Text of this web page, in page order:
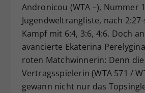
Andronicou (WTA –), Nummer
Jugendweltrangliste, nach
Kampf mit 6:4, 3:6, 4:6. Doch
avancierte Ekaterina
roten Matchwinnerin: Denn die
Vertragsspielerin (WTA 571 /
gewann nicht nur das